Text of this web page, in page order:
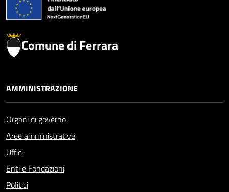
Comune di Ferrara
AMMINISTRAZIONE
Organi di governo
Aree amministrative
Uffici
Enti e Fondazioni
Politici